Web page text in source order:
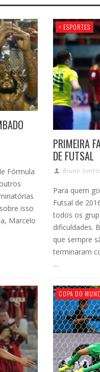
Fórmula
isso
Marcelo
+ ESPORTES
PRIMEIRA
DE FUTSAL
Bruno
Para quem
Futsal de
todos os
dificuldades.
que sempre
terminaram
…
COPA DO